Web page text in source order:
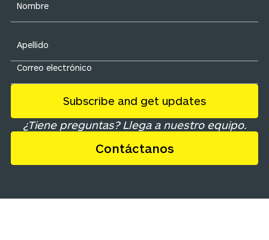
¿Tiene preguntas? Llega a nuestro equipo.
Contáctanos